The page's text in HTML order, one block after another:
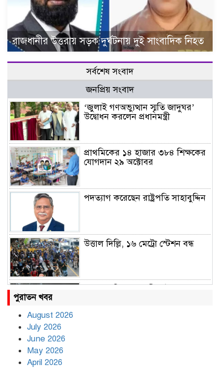
রাজধানীর উত্তরায় সড়ক দুর্ঘটনায় দুই সাংবাদিক নিহত
সর্বশেষ সংবাদ
জনপ্রিয় সংবাদ
‘জুলাই গণঅভ্যুত্থান স্মৃতি জাদুঘর’
উদ্বোধন করলেন প্রধানমন্ত্রী
প্রাথমিকের ১৪ হাজার ৩৮৪ শিক্ষকের
যোগদান ২৯ অক্টোবর
পদত্যাগ করেছেন রাষ্ট্রপতি সাহাবুদ্দিন
উত্তাল দিল্লি, ১৬ মেট্রো স্টেশন বন্ধ
পুরাতন খবর
August 2026
July 2026
June 2026
May 2026
April 2026